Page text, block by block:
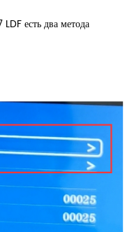
есть два метода